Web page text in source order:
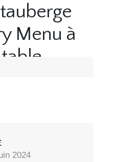
Menu à
table
2024